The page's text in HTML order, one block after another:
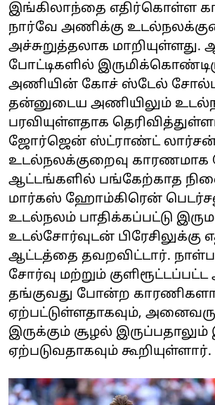
இங்கிலாந்தை எதிர்கொள்ள
நார்வே அணிக்கு
அச்சுறுத்தலாக மாறியுள்ளது.
போட்டிகளில்
அணியின் கோச் ஸ்டேல்
தன்னுடைய அணியிலும்
பரவியுள்ளதாக
ஜோர்ஜென் ஸ்ட்ராண்ட்
உடல்நலக்குறைவு
ஆட்டங்களில் பங்கேற்காத
மார்கஸ் ஹோம்கிரென்
உடல்நலம் பாதிக்கப்பட்டு
உடல்சோர்வுடன் பிரேசிலுக்கு
ஆட்டத்தை தவறவிட்டார்.
சோர்வு மற்றும்
தங்குவது போன்ற
ஏற்பட்டுள்ளதாகவும்,
இருக்கும் சூழல் இருப்பதாலும்
ஏற்படுவதாகவும் கூறியுள்ளார்.